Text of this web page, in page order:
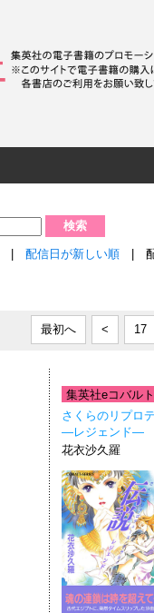
配信日が新しい順 | 配
最初へ < 17
集英社eコバル
さくらのリプロ
―レジェンド―
花衣沙久羅